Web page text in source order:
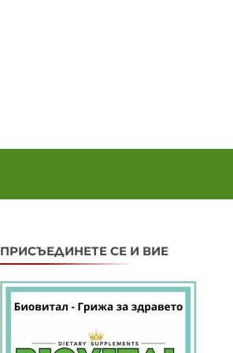
ПРИСЪЕДИНЕТЕ СЕ И ВИЕ